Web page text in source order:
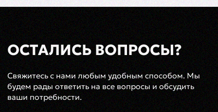
ОСТАЛИСЬ ВОПРОСЫ?
Свяжитесь с нами любым удобным способом. Мы
будем рады ответить на все вопросы и обсудить
ваши потребности.